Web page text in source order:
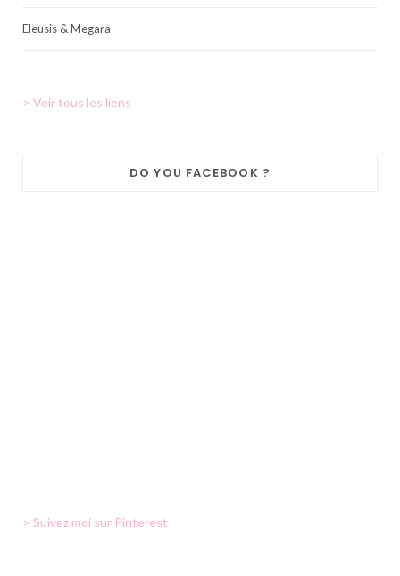
Eleusis & Megara
> Voir tous les liens
DO YOU FACEBOOK ?
> Suivez moi sur Pinterest